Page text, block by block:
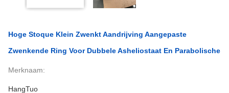
Hoge Stoque Klein Zwenkt Aandrijving Aangepaste
Zwenkende Ring Voor Dubbele Asheliostaat En Parabolische
Merknaam:
HangTuo